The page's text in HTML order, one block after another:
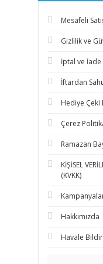
Mesafeli
Gizlilik ve
İptal ve İade
İftardan
Hediye Çeki
Çerez
Ramazan
KİŞİSEL
(KVKK)
Hakkımızda
Havale